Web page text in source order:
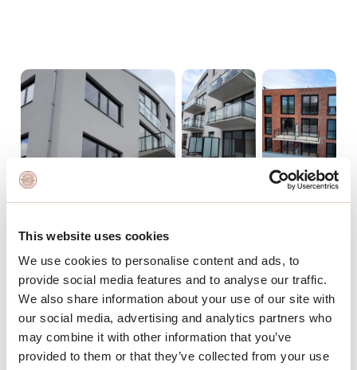
This website uses cookies
We use cookies to personalise content and ads, to
provide social media features and to analyse our traffic.
We also share information about your use of our site with
our social media, advertising and analytics partners who
may combine it with other information that you’ve
provided to them or that they’ve collected from your use